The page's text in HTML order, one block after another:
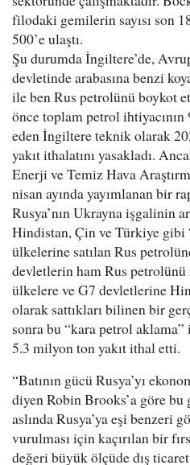
filodaki gemilerin sayısı son
500’e ulaştı.
Şu durumda İngiltere’de,
devletinde arabasına benzi
ile ben Rus petrolünü boykot
önce toplam petrol
eden İngiltere teknik olarak
yakıt ithalatını yasakladı.
Enerji ve Temiz Hava
nisan ayında yayımlanan bir
Rusya’nın Ukrayna işgalinin
Hindistan, Çin ve Türkiye gibi
ülkelerine satılan Rus
devletlerin ham Rus petrolünü
ülkelere ve G7 devletlerine
olarak sattıkları bilinen bir
sonra bu “kara petrol
5.3 milyon ton yakıt ithal etti.
“Batının gücü Rusya’yı
diyen Robin Brooks’a göre
aslında Rusya’ya eşi benzeri
vurulması için kaçırılan bir
değeri büyük ölçüde dış